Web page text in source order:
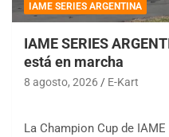
IAME SERIES ARGENTINA
IAME SERIES
está en marcha
8 agosto, 2026 E-Kart
La Champion Cup de